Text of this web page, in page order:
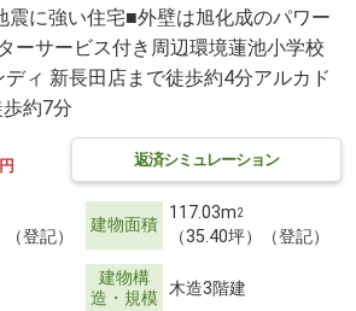
震に強い住宅■外壁は旭化成のパワー
ーサービス付き周辺環境蓮池小学校
ィ 新長田店まで徒歩約4分アルカド
約7分
返済シミュレーション
（登記）
建物面積
117.03m2
（35.40坪）（登記）
建物構
造・規模 木造3階建